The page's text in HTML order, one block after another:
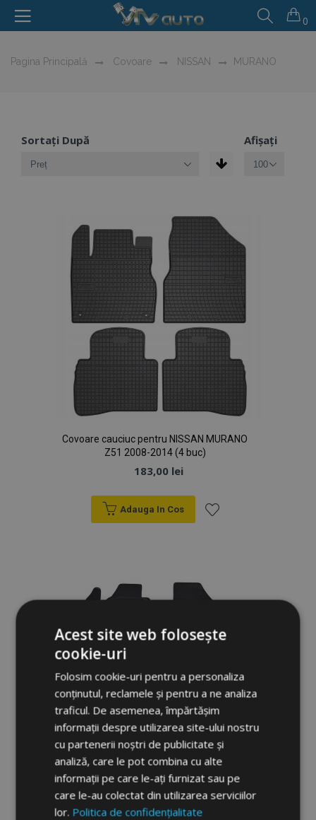
0
Pagina Principală Covoare NISSAN MURANO
Sortați După Afișați
Covoare cauciuc pentru NISSAN MURANO
Z51 2008-2014 (4 buc)
183,00 lei
Adauga In Cos
Dorințe
Covoare cauciuc pentru NISSAN Murano
2003-2007 4 buc
183,00 lei
Acest site web folosește
cookie-uri
Folosim cookie-uri pentru a personaliza
conținutul, reclamele și pentru a ne analiza
traficul. De asemenea, împărtășim
informații despre utilizarea site-ului nostru
cu partenerii noștri de publicitate și
analiză, care le pot combina cu alte
informații pe care le-ați furnizat sau pe
care le-au colectat din utilizarea serviciilor
lor. Politica de confidențialitate